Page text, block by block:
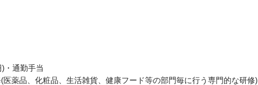
・通勤手当
医薬品、化粧品、生活雑貨、健康フード等の部門毎に行う専門的な研修)